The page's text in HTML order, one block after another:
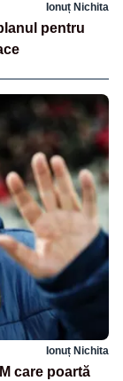
Ionuț Nichita
pentru
Ionuț Nichita
care poartă